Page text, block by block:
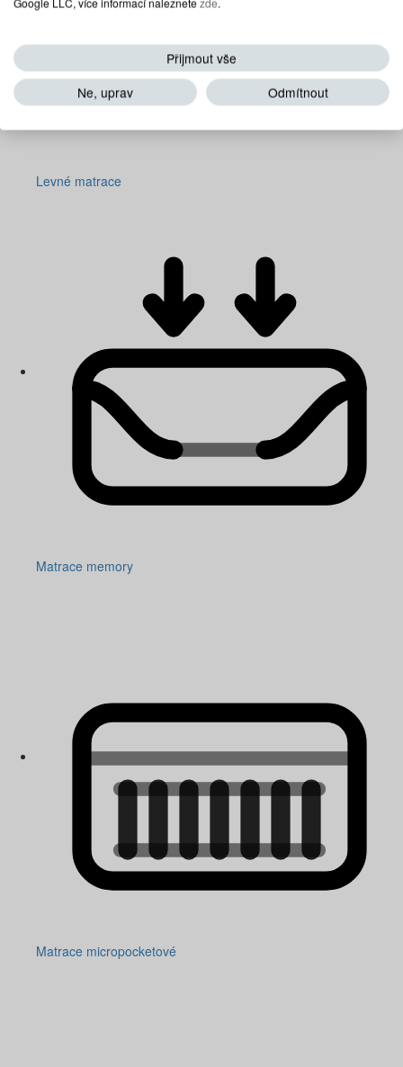
Levné matrace
Matrace memory
Matrace micropocketové
Přijmout vše
Ne, uprav
Odmítnout